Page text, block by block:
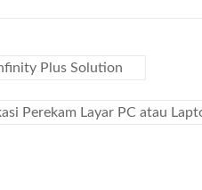
Plus Solution
Perekam Layar PC atau